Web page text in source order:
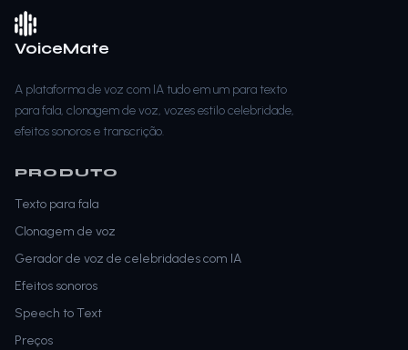
VoiceMate
A plataforma de voz com IA tudo em um para texto
para fala, clonagem de voz, vozes estilo celebridade,
efeitos sonoros e transcrição.
PRODUTO
Texto para fala
Clonagem de voz
Gerador de voz de celebridades com IA
Efeitos sonoros
Speech to Text
Preços